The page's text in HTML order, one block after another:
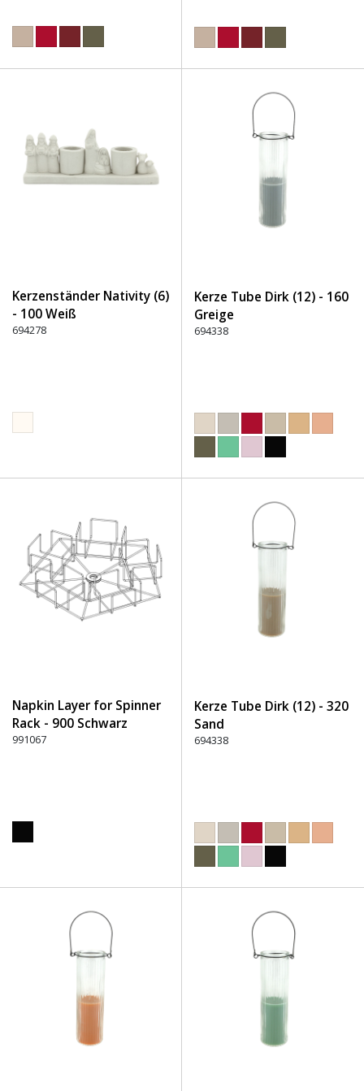
Kerzenständer Nativity (6)
- 100 Weiß
694278
Kerze Tube Dirk (12) - 160
Greige
694338
Napkin Layer for Spinner
Rack - 900 Schwarz
991067
Kerze Tube Dirk (12) - 320
Sand
694338